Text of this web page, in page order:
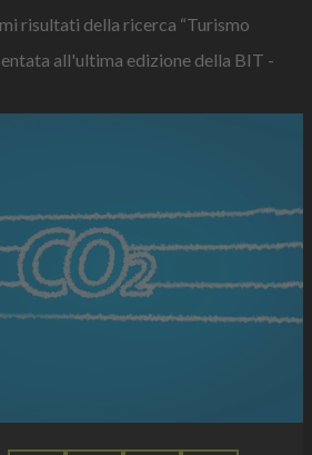
risultati della ricerca “Turismo
all'ultima edizione della BIT -